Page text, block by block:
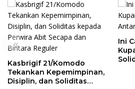
«
Kasbrigif 21/Komodo
Tekankan Kepemimpinan,
Disiplin, dan Soliditas
Ini
Semangat Solidaritas